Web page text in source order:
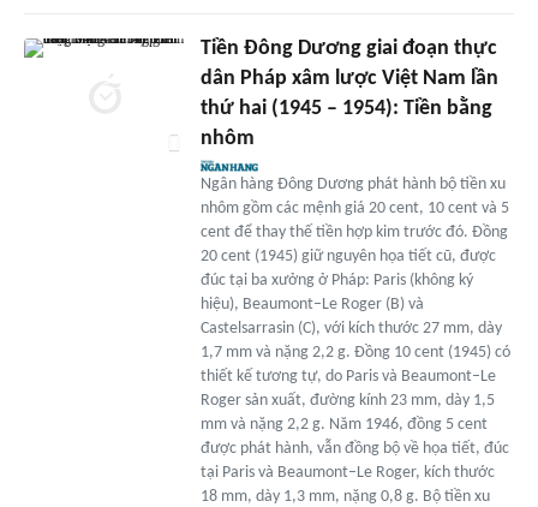
Tiền Đông Dương giai đoạn thực
dân Pháp xâm lược Việt Nam lần
thứ hai (1945 – 1954): Tiền bằng
nhôm
Ngân hàng Đông Dương phát hành bộ tiền xu
nhôm gồm các mệnh giá 20 cent, 10 cent và 5
cent để thay thế tiền hợp kim trước đó. Đồng
20 cent (1945) giữ nguyên họa tiết cũ, được
đúc tại ba xưởng ở Pháp: Paris (không ký
hiệu), Beaumont–Le Roger (B) và
Castelsarrasin (C), với kích thước 27 mm, dày
1,7 mm và nặng 2,2 g. Đồng 10 cent (1945) có
thiết kế tương tự, do Paris và Beaumont–Le
Roger sản xuất, đường kính 23 mm, dày 1,5
mm và nặng 2,2 g. Năm 1946, đồng 5 cent
được phát hành, vẫn đồng bộ về họa tiết, đúc
tại Paris và Beaumont–Le Roger, kích thước
18 mm, dày 1,3 mm, nặng 0,8 g. Bộ tiền xu